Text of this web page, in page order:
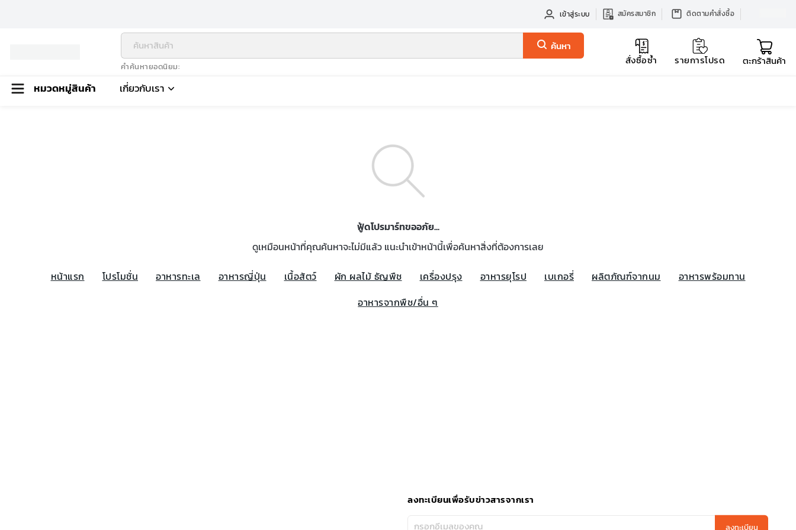
เข้าสู่ระบบ สมัครสมาชิก ติดตามคำสั่งซื้อ
ค้นหา
คำค้นหายอดนิยม สั่งซื้อซ้ำ รายการโปรด ตะกร้าสินค้า
หมวดหมู่สินค้า เกี่ยวกับเรา
ฟู้ดโปรมาร์ทขออภัย...
ดูเหมือนหน้าที่คุณค้นหาจะไม่มีแล้ว แนะนำเข้าหน้านี้เพื่อค้นหาสิ่งที่ต้องการเลย
หน้าแรก โปรโมชั่น อาหารทะเล อาหารญี่ปุ่น เนื้อสัตว์ ผัก ผลไม้ ธัญพืช เครื่องปรุง อาหารยุโรป เบเกอรี่ ผลิตภัณฑ์จากนม
อาหารพร้อมทาน
อาหารจากพืช/อื่น ๆ
ลงทะเบียนเพื่อรับข่าวสารจากเรา
ลงทะเบียน